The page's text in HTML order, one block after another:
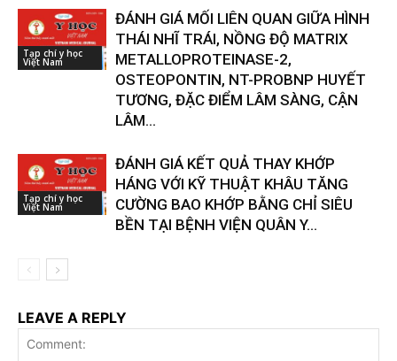
Tạp chí y học
Việt Nam
ĐÁNH GIÁ MỐI LIÊN QUAN GIỮA HÌNH
THÁI NHĨ TRÁI, NỒNG ĐỘ MATRIX
METALLOPROTEINASE-2,
OSTEOPONTIN, NT-PROBNP HUYẾT
TƯƠNG, ĐẶC ĐIỂM LÂM SÀNG, CẬN
LÂM...
Tạp chí y học
Việt Nam
ĐÁNH GIÁ KẾT QUẢ THAY KHỚP
HÁNG VỚI KỸ THUẬT KHÂU TĂNG
CƯỜNG BAO KHỚP BẰNG CHỈ SIÊU
BỀN TẠI BỆNH VIỆN QUÂN Y...
LEAVE A REPLY